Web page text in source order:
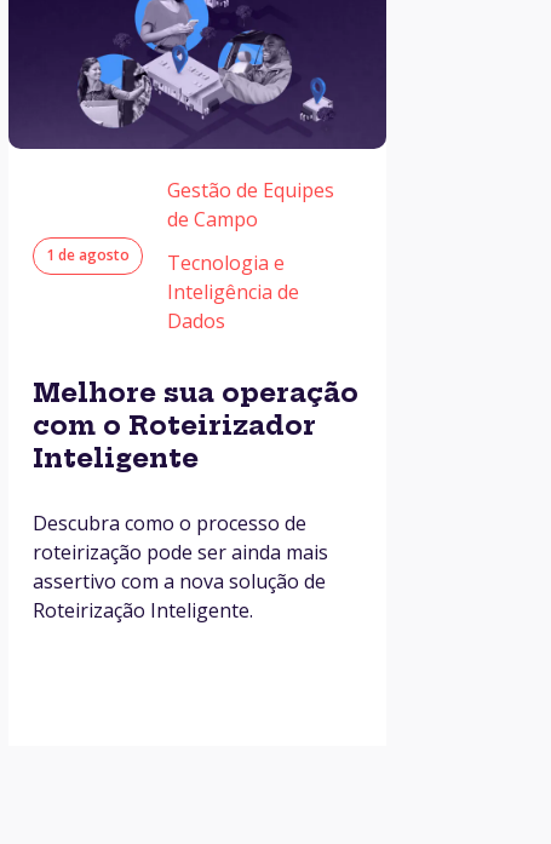
1 de agosto
Gestão de Equipes
de Campo
Tecnologia e
Inteligência de
Dados
Melhore sua operação
com o Roteirizador
Inteligente
Descubra como o processo de
roteirização pode ser ainda mais
assertivo com a nova solução de
Roteirização Inteligente.